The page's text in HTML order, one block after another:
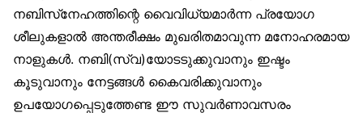
നബിസ്‌നേഹത്തിന്റെ വൈവിധ്യമാർന്ന പ്രയോഗ
ശീലുകളാൽ അന്തരീക്ഷം മുഖരിതമാവുന്ന മനോഹരമായ
നാളുകൾ. നബി(സ്വ)യോടടുക്കുവാനും ഇഷ്ടം
കൂടുവാനും നേട്ടങ്ങൾ കൈവരിക്കുവാനും
ഉപയോഗപ്പെടുത്തേണ്ട ഈ സുവർണാവസരം